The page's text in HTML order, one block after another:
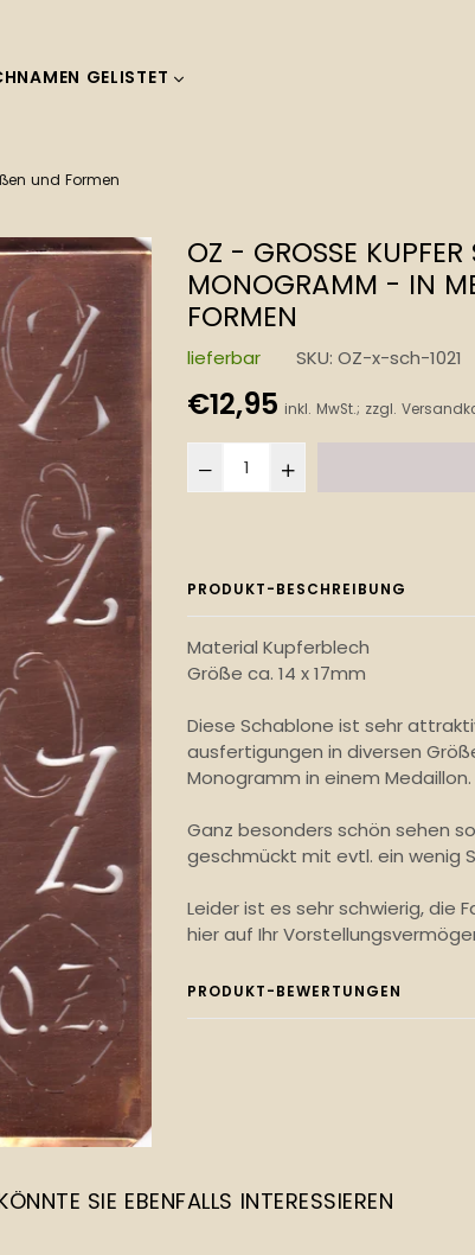
GELISTET
und Formen
OZ - GROSSE KUPFER
ONOGRAMM - IN
RMEN
lieferbar SKU:OZ-x-sch-1021
Normaler
€12,95 inkl. MwSt.; zzgl.
PRODUKT-BESCHREIBUNG
Material Kupferblech
Größe ca. 14 x 17mm
Diese Schablone ist sehr
ausfertigungen in diversen
Monogramm in einem Medaillon.
Ganz besonders schön sehen
geschmückt mit evtl. ein wenig
Leider ist es sehr schwierig, die
hier auf Ihr
PRODUKT-BEWERTUNGEN
SIE EBENFALLS INTERESSIEREN